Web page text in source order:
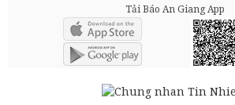
Tải Báo An Giang App